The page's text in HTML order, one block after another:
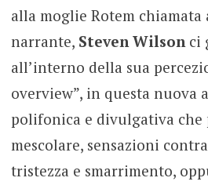
alla moglie Rotem chiamata
narrante, Steven Wilsonci
all’interno della sua
overview”, in questa nuova
polifonica e divulgativa che
mescolare, sensazioni
tristezza e smarrimento,